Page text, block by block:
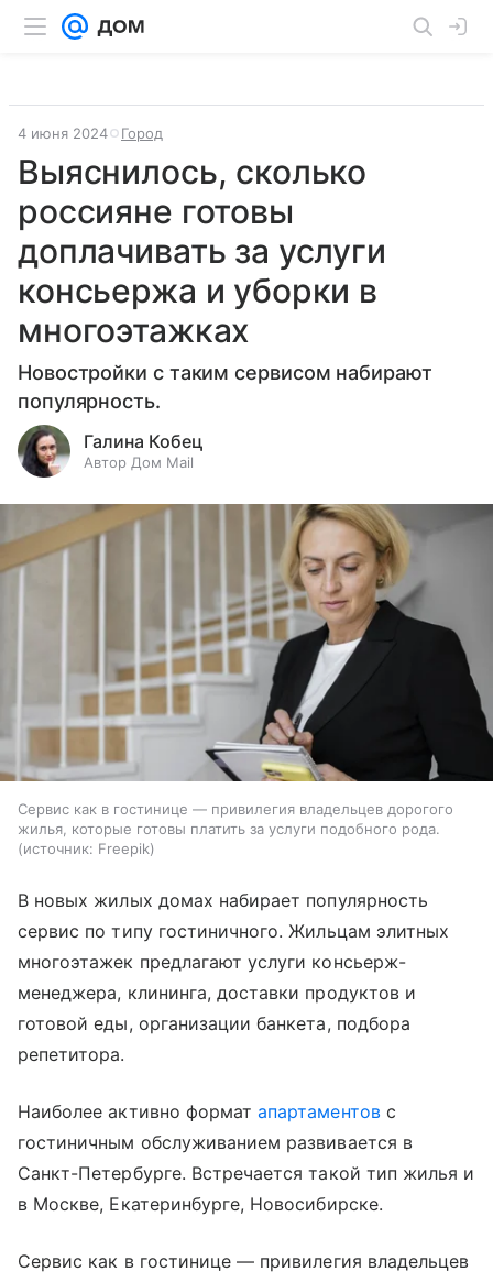
4 июня 2024 Город
Выяснилось, сколько
россияне готовы
доплачивать за услуги
консьержа и уборки в
многоэтажках
Новостройки с таким сервисом набирают
популярность.
Галина Кобец
Автор Дом Mail
Сервис как в гостинице — привилегия владельцев дорогого
жилья, которые готовы платить за услуги подобного рода.
источник: Freepik
В новых жилых домах набирает популярность
сервис по типу гостиничного. Жильцам элитных
многоэтажек предлагают услуги консьерж-
менеджера, клининга, доставки продуктов и
готовой еды, организации банкета, подбора
репетитора.
Наиболее активно форматапартаментовс
гостиничным обслуживанием развивается в
Санкт-Петербурге. Встречается такой тип жилья и
в Москве, Екатеринбурге, Новосибирске.
Сервис как в гостинице — привилегия владельцев